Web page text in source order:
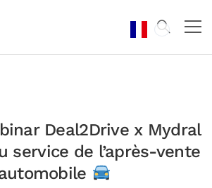
Deal2Drive x Mydral
service de l’après-vente